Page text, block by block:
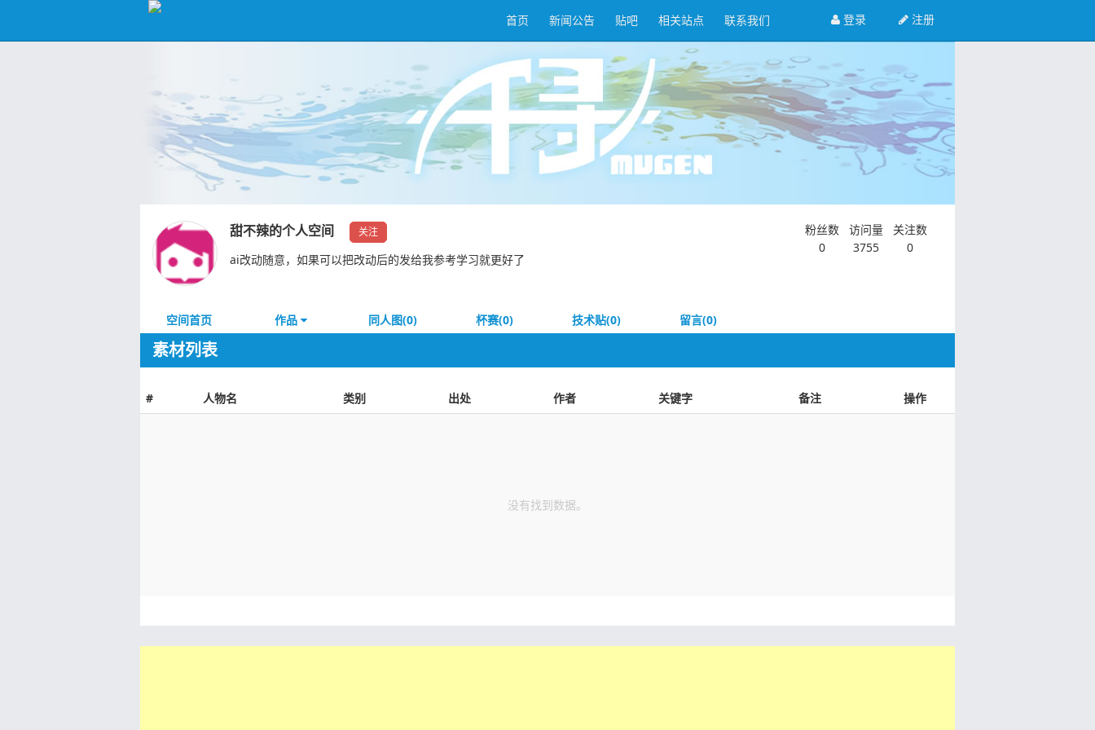
注册
登录
首页 新闻公告 贴吧 相关站点 联系我们
甜不辣的个人空间 关注
ai改动随意，如果可以把改动后的发给我参考学习就更好了
粉丝数
0
访问量
3755
关注数
0
空间首页 作品 同人图(0) 杯赛(0) 技术贴(0) 留言(0)
素材列表
# 人物名 类别 出处 作者 关键字 备注 操作
没有找到数据。